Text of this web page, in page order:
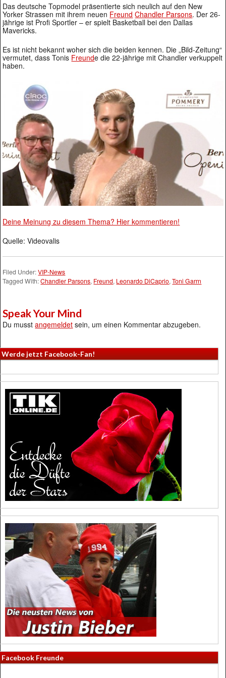
Das deutsche Topmodel präsentierte sich neulich auf den New
Yorker Strassen mit ihrem neuen Freund Chandler Parsons. Der 26-
jährige ist Profi Sportler – er spielt Basketball bei den Dallas
Mavericks.
Es ist nicht bekannt woher sich die beiden kennen. Die „Bild-Zeitung“
vermutet, dass Tonis Freunde die 22-jährige mit Chandler verkuppelt
haben.
Deine Meinung zu diesem Thema? Hier kommentieren!
Quelle: Videovalis
Filed Under:VIP-News
Tagged With:Chandler Parsons, Freund, Leonardo DiCaprio,Toni Garrn
Speak Your Mind
Du musstangemeldet sein, um einen Kommentar abzugeben.
Werde jetzt Facebook-Fan!
Facebook Freunde